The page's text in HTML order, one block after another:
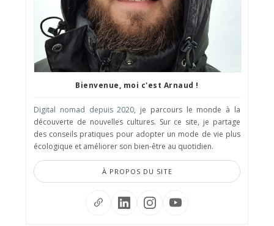
Bienvenue, moi c'est Arnaud !
Digital nomad depuis 2020, je parcours le monde à la
découverte de nouvelles cultures. Sur ce site, je partage
des conseils pratiques pour adopter un mode de vie plus
écologique et améliorer son bien-être au quotidien.
À PROPOS DU SITE